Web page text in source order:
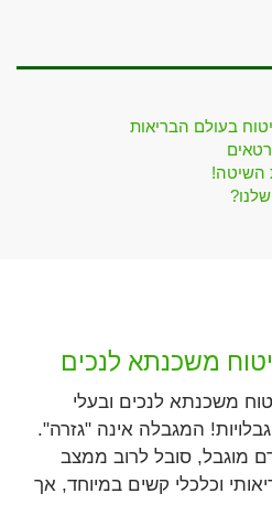
בעולם הבריאות
השיטה!
משכנתא לנכים
משכנתא לנכים ובעלי
המגבלה אינה "גזרה".
מוגבל, סובל לרוב ממצב
וכלכלי קשים במיוחד, אך